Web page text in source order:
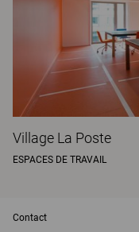
Village La Poste
ESPACES DE TRAVAIL
Contact